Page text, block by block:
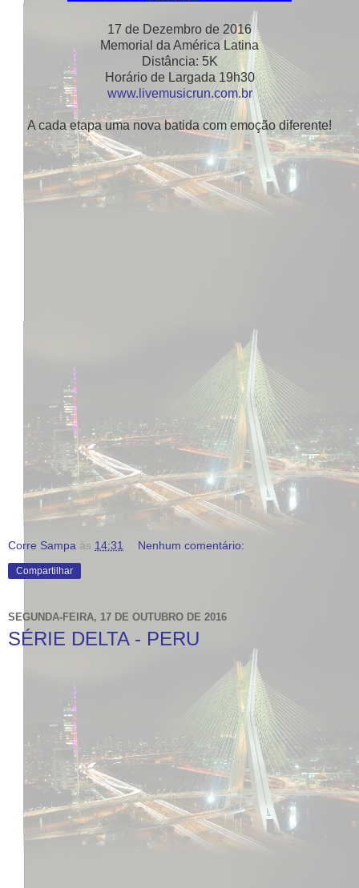
17 de Dezembro de 2016
Memorial da América Latina
Distância: 5K
Horário de Largada 19h30
www.livemusicrun.com.br
A cada etapa uma nova batida com emoção diferente!
Corre Sampa às 14:31 Nenhum comentário:
Compartilhar
SEGUNDA-FEIRA, 17 DE OUTUBRO DE 2016
SÉRIE DELTA - PERU